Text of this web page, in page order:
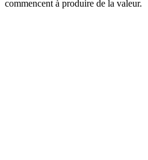
commencent à produire de la valeur.